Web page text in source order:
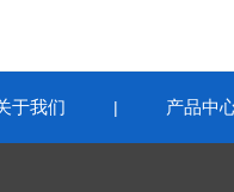
于我们 | 产品中